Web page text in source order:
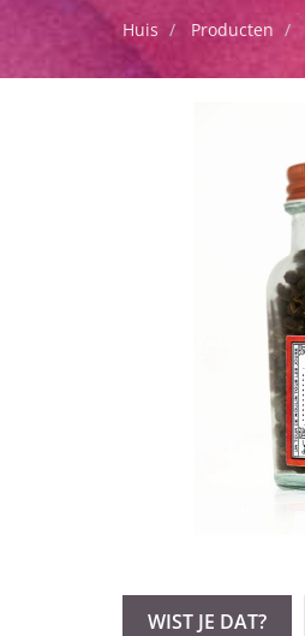
Huis Producten
WIST JE DAT?